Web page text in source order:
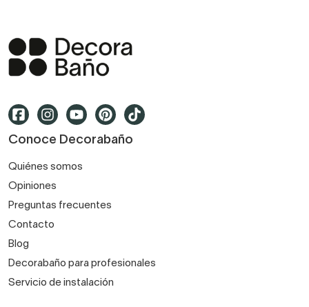
Conoce Decorabaño
Quiénes somos
Opiniones
Preguntas frecuentes
Contacto
Blog
Decorabaño para profesionales
Servicio de instalación